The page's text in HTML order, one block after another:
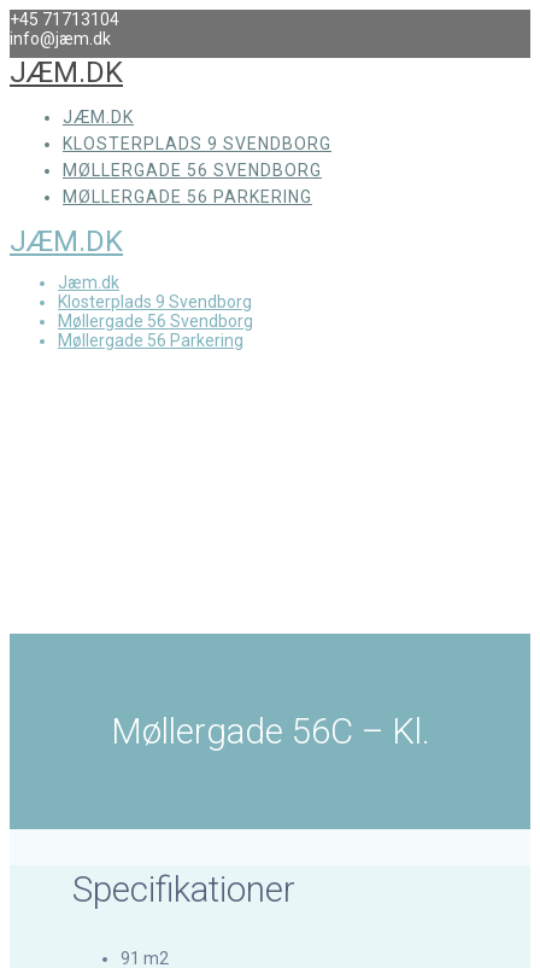
+45 71713104
info@jæm.dk
JÆM.DK
JÆM.DK
KLOSTERPLADS 9 SVENDBORG
MØLLERGADE 56 SVENDBORG
MØLLERGADE 56 PARKERING
JÆM.DK
Jæm.dk
Klosterplads 9 Svendborg
Møllergade 56 Svendborg
Møllergade 56 Parkering
Møllergade 56C – Kl.
Specifikationer
91 m2